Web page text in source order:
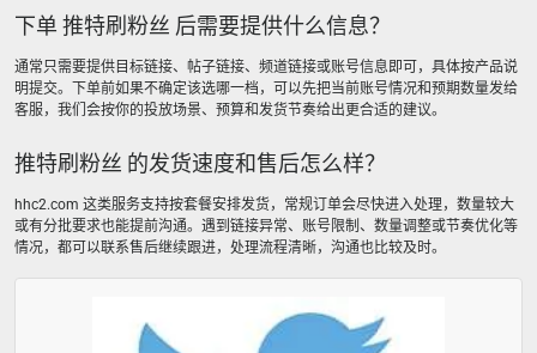
下单 推特刷粉丝 后需要提供什么信息？
通常只需要提供目标链接、帖子链接、频道链接或账号信息即可，具体按产品说
明提交。下单前如果不确定该选哪一档，可以先把当前账号情况和预期数量发给
客服，我们会按你的投放场景、预算和发货节奏给出更合适的建议。
推特刷粉丝 的发货速度和售后怎么样？
hhc2.com 这类服务支持按套餐安排发货，常规订单会尽快进入处理，数量较大
或有分批要求也能提前沟通。遇到链接异常、账号限制、数量调整或节奏优化等
情况，都可以联系售后继续跟进，处理流程清晰，沟通也比较及时。